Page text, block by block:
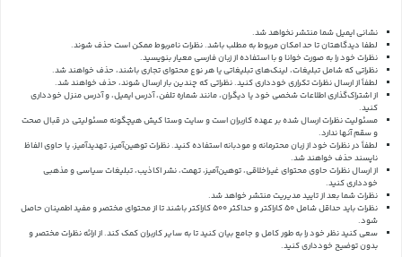
نشانی ایمیل شما منتشر نخواهد شد.
لطفا دیدگاهتان تا حد امکان مربوط به مطلب باشد. نظرات نامربوط ممکن است حذف شوند.
نظرات خود را به صورت خوانا و با استفاده از زبان فارسی معیار بنویسید.
نظراتی که شامل تبلیغات، لینک‌های تبلیغاتی یا هر نوع محتوای تجاری باشند، حذف خواهند شد.
لطفاً از ارسال نظرات تکراری خودداری کنید. نظراتی که چندین بار ارسال شوند، حذف خواهند شد.
از اشتراک‌گذاری اطلاعات شخصی خود یا دیگران، مانند شماره تلفن، آدرس ایمیل، و آدرس منزل خودداری
کنید.
مسئولیت نظرات ارسال شده بر عهده کاربران است و سایت وستا کیش هیچگونه مسئولیتی در قبال صحت
و سقم آنها ندارد.
لطفاً در نظرات خود از زبان محترمانه و مودبانه استفاده کنید. نظرات توهین‌آمیز، تهدیدآمیز، یا حاوی الفاظ
ناپسند حذف خواهند شد.
از ارسال نظرات حاوی محتوای غیراخلاقی، توهین‌آمیز، تهمت، نشر اکاذیب، تبلیغات سیاسی و مذهبی
خودداری کنید.
نظرات شما بعد از تایید مدیریت منتشر خواهد شد.
نظرات باید حداقل شامل 50 کاراکتر و حداکثر 500 کاراکتر باشند تا از محتوای مختصر و مفید اطمینان حاصل
شود.
سعی کنید نظر خود را به طور کامل و جامع بیان کنید تا به سایر کاربران کمک کند.از ارائه نظرات مختصر و
بدون توضیح خودداری کنید.